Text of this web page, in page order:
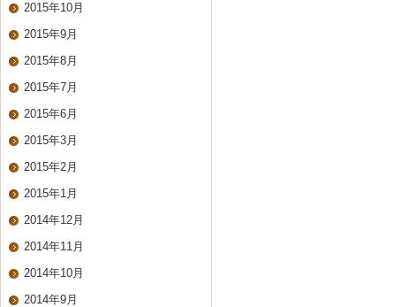
2015年10月
2015年9月
2015年8月
2015年7月
2015年6月
2015年3月
2015年2月
2015年1月
2014年12月
2014年11月
2014年10月
2014年9月